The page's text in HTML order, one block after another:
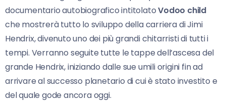
documentario autobiografico intitolatoVodoo child
che mostrerà tutto lo sviluppo della carriera di Jimi
Hendrix, divenuto uno dei più grandi chitarristi di tutti i
tempi. Verranno seguite tutte le tappe dell’ascesa del
grande Hendrix, iniziando dalle sue umili origini fin ad
arrivare al successo planetario di cui è stato investito e
del quale gode ancora oggi.